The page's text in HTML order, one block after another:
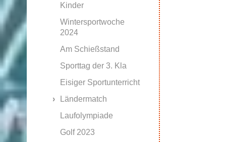
Kinder
Wintersportwoche
2024
Am Schießstand
Sporttag der 3. Kla
Eisiger Sportunterricht
Ländermatch
Laufolympiade
Golf 2023